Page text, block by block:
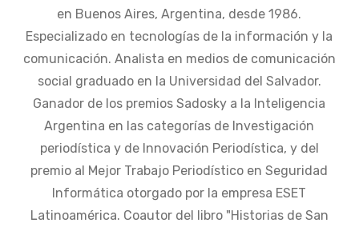
en Buenos Aires, Argentina, desde 1986.
Especializado en tecnologías de la información y la
comunicación. Analista en medios de comunicación
social graduado en la Universidad del Salvador.
Ganador de los premios Sadosky a la Inteligencia
Argentina en las categorías de Investigación
periodística y de Innovación Periodística, y del
premio al Mejor Trabajo Periodístico en Seguridad
Informática otorgado por la empresa ESET
Latinoamérica. Coautor del libro "Historias de San